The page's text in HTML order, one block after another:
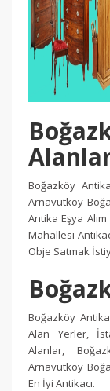
Boğazköy
Arnavutköy
Antika Eşya
Mahallesi
Obje Satmak
Boğazköy
Alan Yerler,
Alanlar,
Arnavutköy
En İyi Antikacı.